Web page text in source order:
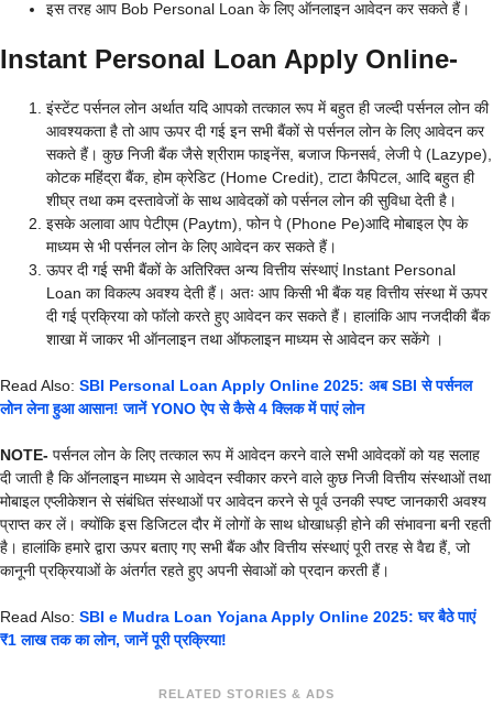
इस तरह आप Bob Personal Loan के लिए ऑनलाइन आवेदन कर सकते हैं।
Instant Personal Loan Apply Online-
इंस्टेंट पर्सनल लोन अर्थात यदि आपको तत्काल रूप में बहुत ही जल्दी पर्सनल लोन की
आवश्यकता है तो आप ऊपर दी गई इन सभी बैंकों से पर्सनल लोन के लिए आवेदन कर
सकते हैं। कुछ निजी बैंक जैसे श्रीराम फाइनेंस, बजाज फिनसर्व, लेजी पे (Lazype),
कोटक महिंद्रा बैंक, होम क्रेडिट (Home Credit), टाटा कैपिटल, आदि बहुत ही
शीघ्र तथा कम दस्तावेजों के साथ आवेदकों को पर्सनल लोन की सुविधा देती है।
इसके अलावा आप पेटीएम (Paytm), फोन पे (Phone Pe)आदि मोबाइल ऐप के
माध्यम से भी पर्सनल लोन के लिए आवेदन कर सकते हैं।
ऊपर दी गई सभी बैंकों के अतिरिक्त अन्य वित्तीय संस्थाएं Instant Personal
Loan का विकल्प अवश्य देती हैं। अतः आप किसी भी बैंक यह वित्तीय संस्था में ऊपर
दी गई प्रक्रिया को फॉलो करते हुए आवेदन कर सकते हैं। हालांकि आप नजदीकी बैंक
शाखा में जाकर भी ऑनलाइन तथा ऑफलाइन माध्यम से आवेदन कर सकेंगे ।
Read Also: SBI Personal Loan Apply Online 2025: अब SBI से पर्सनल
लोन लेना हुआ आसान! जानें YONO ऐप से कैसे 4 क्लिक में पाएं लोन
NOTE- पर्सनल लोन के लिए तत्काल रूप में आवेदन करने वाले सभी आवेदकों को यह सलाह
दी जाती है कि ऑनलाइन माध्यम से आवेदन स्वीकार करने वाले कुछ निजी वित्तीय संस्थाओं तथा
मोबाइल एप्लीकेशन से संबंधित संस्थाओं पर आवेदन करने से पूर्व उनकी स्पष्ट जानकारी अवश्य
प्राप्त कर लें। क्योंकि इस डिजिटल दौर में लोगों के साथ धोखाधड़ी होने की संभावना बनी रहती
है। हालांकि हमारे द्वारा ऊपर बताए गए सभी बैंक और वित्तीय संस्थाएं पूरी तरह से वैद्य हैं, जो
कानूनी प्रक्रियाओं के अंतर्गत रहते हुए अपनी सेवाओं को प्रदान करती हैं।
Read Also: SBI e Mudra Loan Yojana Apply Online 2025: घर बैठे पाएं
₹1 लाख तक का लोन, जानें पूरी प्रक्रिया!
RELATED STORIES & ADS